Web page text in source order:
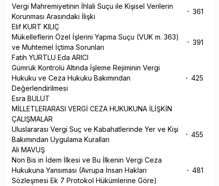
Vergi Mahremiyetinin İhlali Suçu ile Kişisel Verilerin
Korunması Arasındaki İlişki
361
Elif KURT KILIÇ
Mükelleflerin Özel İşlerini Yapma Suçu (VUK m. 363)
ve Muhtemel İçtima Sorunları
391
Fatih YURTLU Eda ARICI
Gümrük Kontrolü Altında İşleme Rejiminin Vergi
Hukuku ve Ceza Hukuku Bakımından
Değerlendirilmesi
425
Esra BULUT
MİLLETLERARASI VERGİ CEZA HUKUKUNA İLİŞKİN
ÇALIŞMALAR
Uluslararası Vergi Suç ve Kabahatlerinde Yer ve Kişi
Bakımından Uygulama Kuralları
455
Ali MAVUŞ
Non Bis in İdem İlkesi ve Bu İlkenin Vergi Ceza
Hukukuna Yansıması (Avrupa İnsan Hakları
Sözleşmesi Ek 7 Protokol Hükümlerine Göre)
481